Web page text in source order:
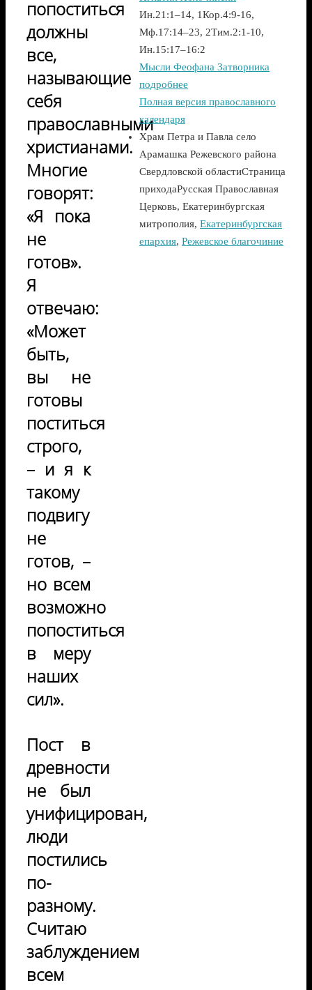
попоститься
должны
все,
называющие
себя
православными
христианами.
Многие
говорят:
«Я пока
не
готов».
Я
отвечаю:
«Может
быть,
вы не
готовы
поститься
строго,
– и я к
такому
подвигу
не
готов, –
но всем
возможно
попоститься
в меру
наших
сил».
Пост в
древности
не был
унифицирован,
люди
постились
по-
разному.
Считаю
заблуждением
всем
Ин.21:1–14, 1Кор.4:9-16,
Мф.17:14–23, 2Тим.2:1-10,
Ин.15:17–16:2
Мысли Феофана Затворника
подробнее
Полная версия православного
календаря
Храм Петра и Павла село
Арамашка Режевского района
Свердловской областиСтраница
приходаРусская Православная
Церковь, Екатеринбургская
митрополия, Екатеринбургская
епархия, Режевское благочиние